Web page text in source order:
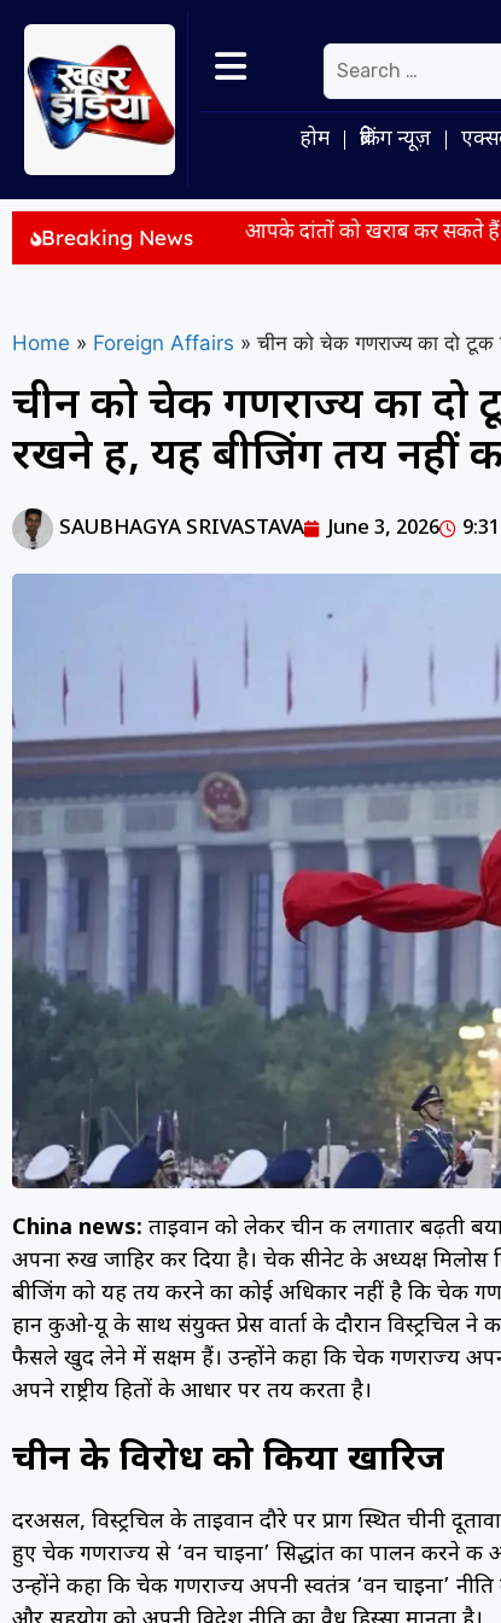
होम ब्रेकिंग न्यूज़
Breaking News
नया नियम आपके दांतों को खराब कर सकते हैं रोजमर्रा के ये
Home » Foreign Affairs » चीन को चेक गणराज्य का दो टूक
चीन को चेक गणराज्य का दो
रखने हैं, यह बीजिंग तय नहीं
SAUBHAGYA SRIVASTAVA June 3, 2026
China news: ताइवान को लेकर चीन की लगातार बढ़ती
अपना रुख जाहिर कर दिया है। चेक सीनेट के अध्यक्ष मिलोस
बीजिंग को यह तय करने का कोई अधिकार नहीं है कि चेक
हान कुओ-यू के साथ संयुक्त प्रेस वार्ता के दौरान विस्ट्रचिल
फैसले खुद लेने में सक्षम हैं। उन्होंने कहा कि चेक गणराज्य अपनी
अपने राष्ट्रीय हितों के आधार पर तय करता है।
चीन के विरोध को किया खारिज
दरअसल, विस्ट्रचिल के ताइवान दौरे पर प्राग स्थित चीनी
हुए चेक गणराज्य से ‘वन चाइना’ सिद्धांत का पालन करने
उन्होंने कहा कि चेक गणराज्य अपनी स्वतंत्र ‘वन चाइना’